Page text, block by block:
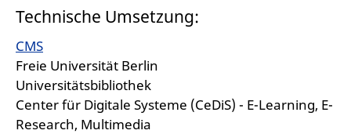
Technische Umsetzung:
CMS
Freie Universität Berlin
Universitätsbibliothek
Center für Digitale Systeme (CeDiS) - E-Learning, E-
Research, Multimedia